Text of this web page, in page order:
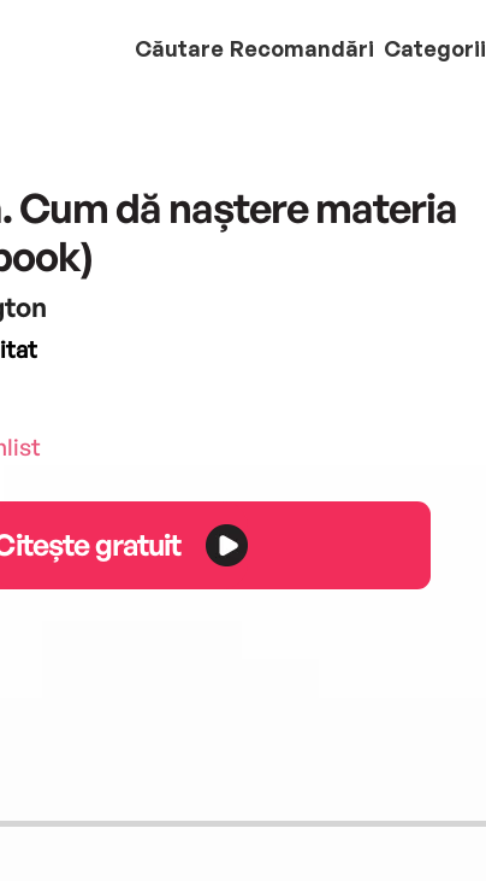
Căutare Recomandări Categorii
Cum dă naștere materia
gratuit